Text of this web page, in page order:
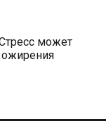
может
ожирения